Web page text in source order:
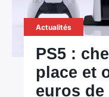
Actualités
PS5 :
place et
euros de